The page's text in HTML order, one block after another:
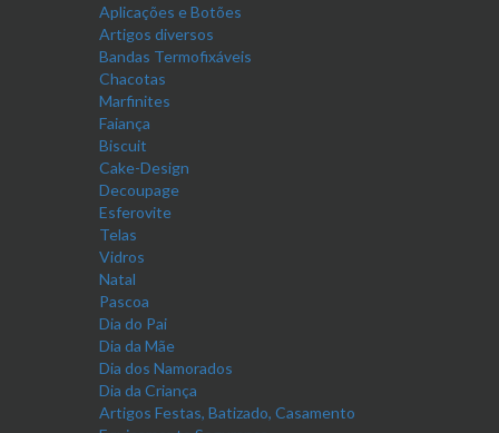
Aplicações e Botões
Artigos diversos
Bandas Termofixáveis
Chacotas
Marfinites
Faiança
Biscuit
Cake-Design
Decoupage
Esferovite
Telas
Vidros
Natal
Pascoa
Dia do Pai
Dia da Mãe
Dia dos Namorados
Dia da Criança
Artigos Festas, Batizado, Casamento